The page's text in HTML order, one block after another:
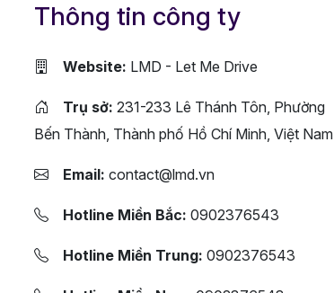
Thông tin công ty
Website: LMD - Let Me Drive
Trụ sở: 231-233 Lê Thánh Tôn, Phường
Bến Thành, Thành phố Hồ Chí Minh, Việt Nam
Email: contact@lmd.vn
Hotline Miền Bắc: 0902376543
Hotline Miền Trung: 0902376543